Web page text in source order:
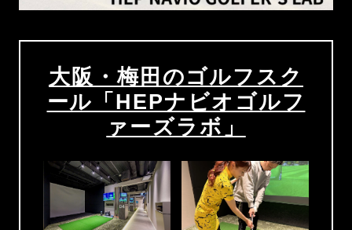
大阪・梅田のゴルフスク
ール「HEPナビオゴルフ
ァーズラボ」